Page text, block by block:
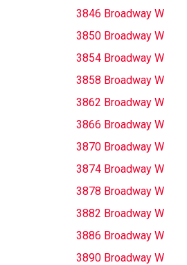
3846 Broadway W
3850 Broadway W
3854 Broadway W
3858 Broadway W
3862 Broadway W
3866 Broadway W
3870 Broadway W
3874 Broadway W
3878 Broadway W
3882 Broadway W
3886 Broadway W
3890 Broadway W